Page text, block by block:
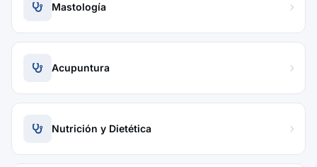
Mastología
Acupuntura
Nutrición y Dietética